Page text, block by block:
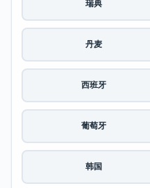
瑞典
丹麦
西班牙
葡萄牙
韩国